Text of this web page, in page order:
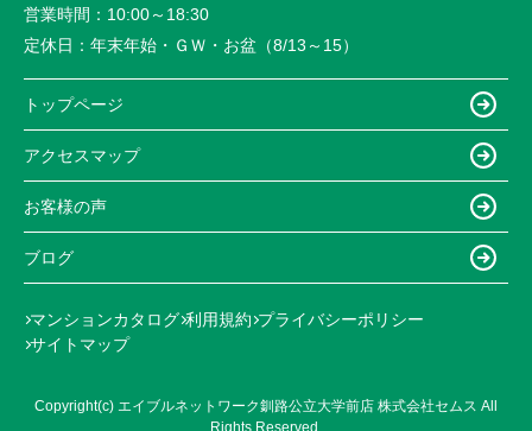
営業時間： 10:00～18:30
定休日： 年末年始・ＧＷ・お盆（8/13～15）
トップページ
アクセスマップ
お客様の声
ブログ
マンションカタログ 利用規約 プライバシーポリシー
サイトマップ
Copyright(c) エイブルネットワーク釧路公立大学前店 株式会社セムス All
Rights Reserved.